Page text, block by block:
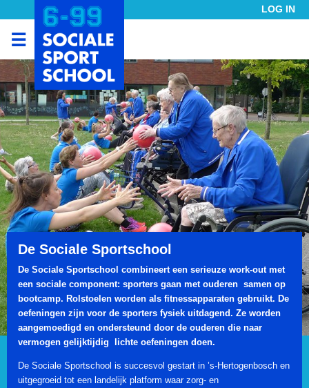
☰
LOG IN
De Sociale Sportschool
De Sociale Sportschool combineert een serieuze work-out met
een sociale component: sporters gaan met ouderen samen op
bootcamp. Rolstoelen worden als fitnessapparaten gebruikt. De
oefeningen zijn voor de sporters fysiek uitdagend. Ze worden
aangemoedigd en ondersteund door de ouderen die naar
vermogen gelijktijdig lichte oefeningen doen.
De Sociale Sportschool is succesvol gestart in ’s-Hertogenbosch en
uitgegroeid tot een landelijk platform waar zorg- en